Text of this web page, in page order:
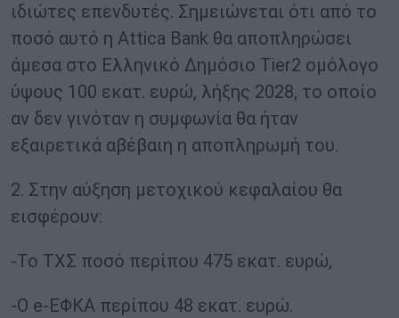
ιδιώτες επενδυτές. Σημειώνεται ότι από το
ποσό αυτό η Attica Bank θα αποπληρώσει
άμεσα στο Ελληνικό Δημόσιο Tier2 ομόλογο
ύψους 100 εκατ. ευρώ, λήξης 2028, το οποίο
αν δεν γινόταν η συμφωνία θα ήταν
εξαιρετικά αβέβαιη η αποπληρωμή του.
2. Στην αύξηση μετοχικού κεφαλαίου θα
εισφέρουν:
-Το ΤΧΣ ποσό περίπου 475 εκατ. ευρώ,
-Ο e-ΕΦΚΑ περίπου 48 εκατ. ευρώ.